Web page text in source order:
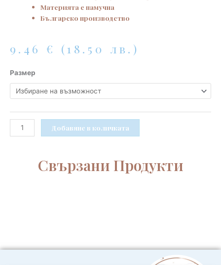
Материята е памучна
Българско производство
9.46 € (18.50 лв.)
Размер
количество
за
Бебешки
комплект
момиченце
Добавяне в количката
Свързани Продукти